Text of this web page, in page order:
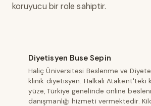
koruyucu bir role sahiptir.
Diyetisyen Buse Sepin
Haliç Üniversitesi Beslenme ve
klinik diyetisyen. Halkalı Atakent'teki
yüze, Türkiye genelinde online
danışmanlığı hizmeti vermektedir.